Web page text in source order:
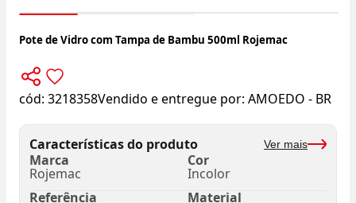
Pote de Vidro com Tampa de Bambu 500ml Rojemac
cód: 3218358Vendido e entregue por: AMOEDO - BR
Características do produto Ver mais
Marca
Rojemac
Cor
Incolor
Referência
Material